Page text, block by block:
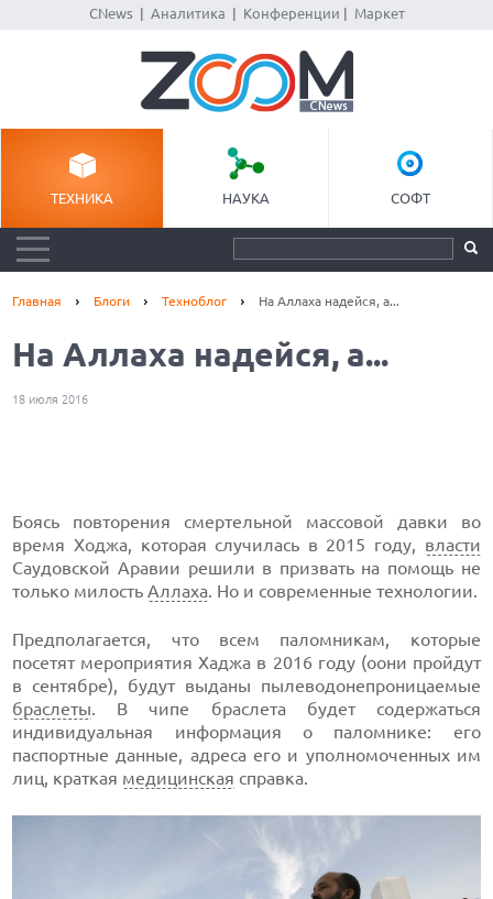
CNews| Аналитика Конференции Маркет
ТЕХНИКА НАУКА СОФТ
Главная Блоги Техноблог На Аллаха надейся, а...
На Аллаха надейся, а...
18 июля 2016
Боясь повторения смертельной массовой давки во
время Ходжа, которая случилась в 2015 году, власти
Саудовской Аравии решили в призвать на помощь не
только милостьАллаха. Но и современные технологии.
Предполагается, что всем паломникам, которые
посетят мероприятия Хаджа в 2016 году (оони пройдут
в сентябре), будут выданы пылеводонепроницаемые
браслеты. В чипе браслета будет содержаться
индивидуальная информация о паломнике: его
паспортные данные, адреса его и уполномоченных им
лиц, краткая медицинская справка.